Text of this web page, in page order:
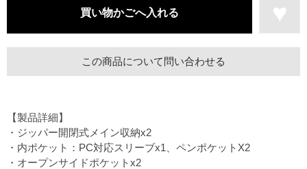
この商品について問い合わせる
【製品詳細】
・ジッパー開閉式メイン収納x2
・内ポケット：PC対応スリーブx1、ペンポケットX2
・オープンサイドポケットx2